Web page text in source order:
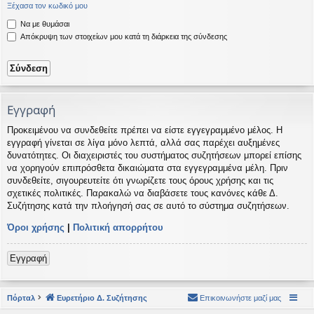
Ξέχασα τον κωδικό μου
Να με θυμάσαι
Απόκρυψη των στοιχείων μου κατά τη διάρκεια της σύνδεσης
Εγγραφή
Προκειμένου να συνδεθείτε πρέπει να είστε εγγεγραμμένο μέλος. Η
εγγραφή γίνεται σε λίγα μόνο λεπτά, αλλά σας παρέχει αυξημένες
δυνατότητες. Οι διαχειριστές του συστήματος συζητήσεων μπορεί επίσης
να χορηγούν επιπρόσθετα δικαιώματα στα εγγεγραμμένα μέλη. Πριν
συνδεθείτε, σιγουρευτείτε ότι γνωρίζετε τους όρους χρήσης και τις
σχετικές πολιτικές. Παρακαλώ να διαβάσετε τους κανόνες κάθε Δ.
Συζήτησης κατά την πλοήγησή σας σε αυτό το σύστημα συζητήσεων.
Όροι χρήσης | Πολιτική απορρήτου
Εγγραφή
Πόρταλ Ευρετήριο Δ. Συζήτησης Επικοινωνήστε μαζί μας